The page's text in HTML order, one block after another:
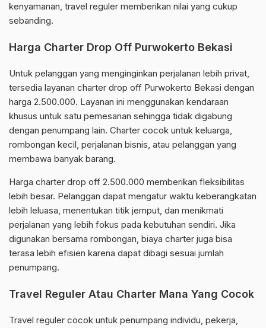
kenyamanan, travel reguler memberikan nilai yang cukup
sebanding.
Harga Charter Drop Off Purwokerto Bekasi
Untuk pelanggan yang menginginkan perjalanan lebih privat,
tersedia layanan charter drop off Purwokerto Bekasi dengan
harga 2.500.000. Layanan ini menggunakan kendaraan
khusus untuk satu pemesanan sehingga tidak digabung
dengan penumpang lain. Charter cocok untuk keluarga,
rombongan kecil, perjalanan bisnis, atau pelanggan yang
membawa banyak barang.
Harga charter drop off 2.500.000 memberikan fleksibilitas
lebih besar. Pelanggan dapat mengatur waktu keberangkatan
lebih leluasa, menentukan titik jemput, dan menikmati
perjalanan yang lebih fokus pada kebutuhan sendiri. Jika
digunakan bersama rombongan, biaya charter juga bisa
terasa lebih efisien karena dapat dibagi sesuai jumlah
penumpang.
Travel Reguler Atau Charter Mana Yang Cocok
Travel reguler cocok untuk penumpang individu, pekerja,